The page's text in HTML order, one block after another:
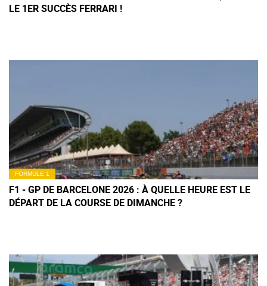
LE 1ER SUCCÈS FERRARI !
FORMULE 1
F1 - GP DE BARCELONE 2026 : À QUELLE HEURE EST LE
DÉPART DE LA COURSE DE DIMANCHE ?